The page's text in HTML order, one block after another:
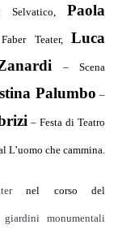
Selvatico, Paola
Teater, Luca
– Scena
Palumbo –
– Festa di Teatro
L’uomo che cammina.
nel corso del
monumentali